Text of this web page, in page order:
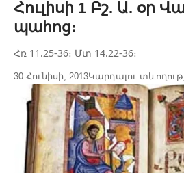
Հուլիսի 1 Բշ. Ա. օր
պահոց։
Հռ 11.25-36։ Մտ 14.22-36։
30 Հունիսի, 2013Կարդալու